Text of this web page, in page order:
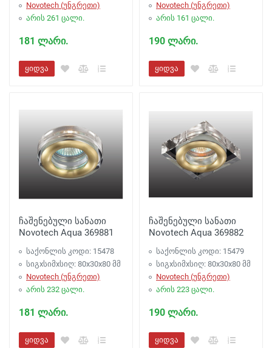
Novotech (უნგრეთი)
არის 261 ცალი.
181 ლარი.
ყიდვა
Novotech (უნგრეთი)
არის 161 ცალი.
190 ლარი.
ყიდვა
ჩაშენებული სანათი
Novotech Aqua 369881
საქონლის კოდი: 15478
სიგxსიმxსიღ: 80x30x80 მმ
Novotech (უნგრეთი)
არის 232 ცალი.
181 ლარი.
ყიდვა
ჩაშენებული სანათი
Novotech Aqua 369882
საქონლის კოდი: 15479
სიგxსიმxსიღ: 80x30x80 მმ
Novotech (უნგრეთი)
არის 223 ცალი.
190 ლარი.
ყიდვა